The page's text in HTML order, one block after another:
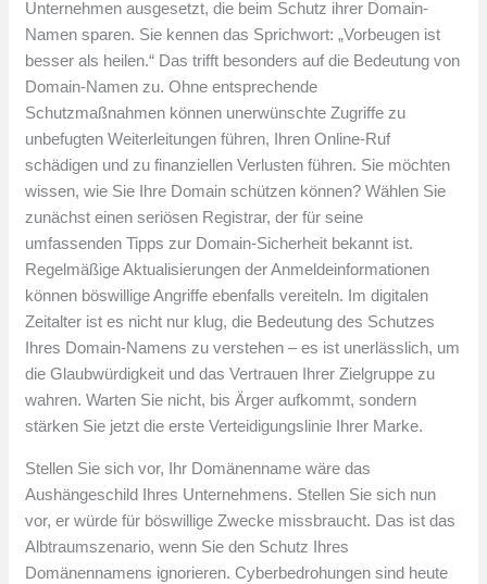
Unternehmen ausgesetzt, die beim Schutz ihrer Domain-
Namen sparen. Sie kennen das Sprichwort: „Vorbeugen ist
besser als heilen.“ Das trifft besonders auf die Bedeutung von
Domain-Namen zu. Ohne entsprechende
Schutzmaßnahmen können unerwünschte Zugriffe zu
unbefugten Weiterleitungen führen, Ihren Online-Ruf
schädigen und zu finanziellen Verlusten führen. Sie möchten
wissen, wie Sie Ihre Domain schützen können? Wählen Sie
zunächst einen seriösen Registrar, der für seine
umfassenden Tipps zur Domain-Sicherheit bekannt ist.
Regelmäßige Aktualisierungen der Anmeldeinformationen
können böswillige Angriffe ebenfalls vereiteln. Im digitalen
Zeitalter ist es nicht nur klug, die Bedeutung des Schutzes
Ihres Domain-Namens zu verstehen – es ist unerlässlich, um
die Glaubwürdigkeit und das Vertrauen Ihrer Zielgruppe zu
wahren. Warten Sie nicht, bis Ärger aufkommt, sondern
stärken Sie jetzt die erste Verteidigungslinie Ihrer Marke.
Stellen Sie sich vor, Ihr Domänenname wäre das
Aushängeschild Ihres Unternehmens. Stellen Sie sich nun
vor, er würde für böswillige Zwecke missbraucht. Das ist das
Albtraumszenario, wenn Sie den Schutz Ihres
Domänennamens ignorieren. Cyberbedrohungen sind heute